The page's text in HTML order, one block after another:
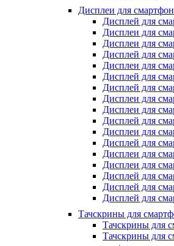
Дисплеи для
Дисплей для
Дисплеи для
Дисплеи для
Дисплей для
Дисплеи для
Дисплей для
Дисплей для
Дисплеи для
Дисплеи для
Дисплей для
Дисплеи для
Дисплей для
Дисплеи для
Дисплеи для
Дисплей для
Дисплей для
Дисплей для
Тачскрины для
Тачскрины для
Тачскрины для